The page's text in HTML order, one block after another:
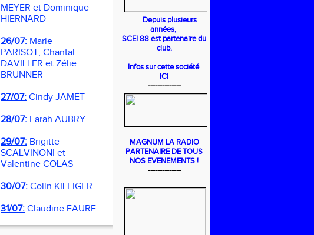
MEYER et Dominique
HIERNARD
26/07: Marie
PARISOT, Chantal
DAVILLER et Zélie
BRUNNER
27/07: Cindy JAMET
28/07: Farah AUBRY
29/07: Brigitte
SCALVINONI et
Valentine COLAS
30/07: Colin KILFIGER
31/07: Claudine FAURE
Depuis plusieurs
années,
SCEI 88 est partenaire du
club.
Infos sur cette société
ICI
--------------
MAGNUM LA RADIO
PARTENAIRE DE TOUS
NOS EVENEMENTS !
--------------